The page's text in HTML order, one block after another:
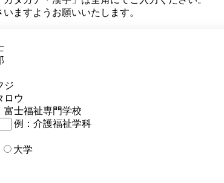
ますようお願いいたします。
ジ
ロウ
富士福祉専門学校
例：介護福祉学科
大学